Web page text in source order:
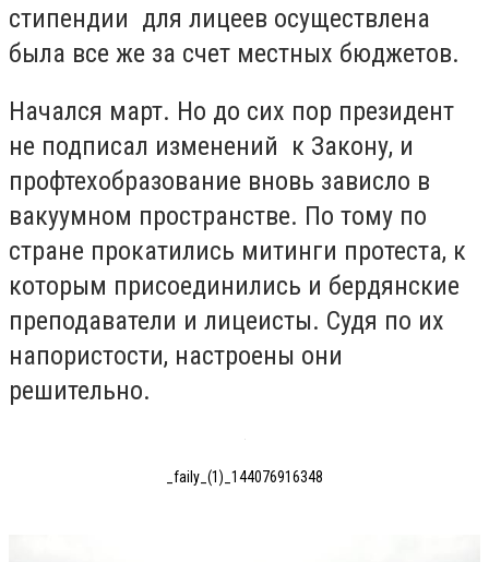
стипендии для лицеев осуществлена
была все же за счет местных бюджетов.
Начался март. Но до сих пор президент
не подписал изменений к Закону, и
профтехобразование вновь зависло в
вакуумном пространстве. По тому по
стране прокатились митинги протеста, к
которым присоединились и бердянские
преподаватели и лицеисты. Судя по их
напористости, настроены они
решительно.
_faily_(1)_144076916348